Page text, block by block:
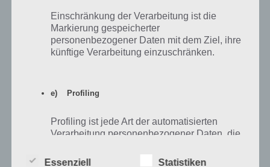
behoben wird.
Einschränkung der Verarbeitung ist die
Markierung gespeicherter
personenbezogener Daten mit dem Ziel, ihre
künftige Verarbeitung einzuschränken.
e) Profiling
Profiling ist jede Art der automatisierten
Verarbeitung personenbezogener Daten, die
personenbezogenen Daten verwendet
Essenziell Statistiken